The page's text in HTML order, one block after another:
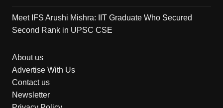
Meet IFS Arushi Mishra: IIT Graduate Who Secured
Second Rank in UPSC CSE
About us
Advertise With Us
Contact us
Newsletter